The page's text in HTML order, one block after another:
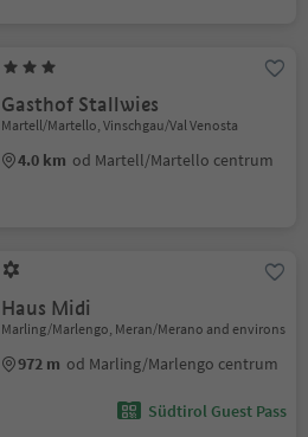
Gasthof Stallwies
Martell/Martello, Vinschgau/Val Venosta
4.0 km od Martell/Martello centrum
Haus Midi
Marling/Marlengo, Meran/Merano and environs
972 m od Marling/Marlengo centrum
Südtirol Guest Pass